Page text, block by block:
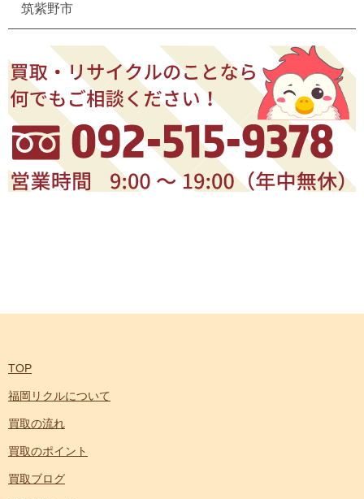
筑紫野市
TOP
福岡リクルについて
買取の流れ
買取のポイント
買取ブログ